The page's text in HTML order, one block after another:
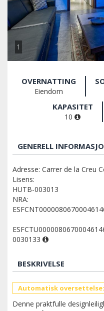
1
OVERNATTING
Eiendom
KAPASITET
10
GENERELL
Adresse: Carrer de la Creu
Lisens:
HUTB-003013
NRA:
0030133
BESKRIVELSE
Automatisk
Denne praktfulle